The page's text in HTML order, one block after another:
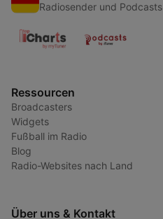
Radiosender und Podcasts
Ressourcen
Broadcasters
Widgets
Fußball im Radio
Blog
Radio-Websites nach Land
Über uns & Kontakt